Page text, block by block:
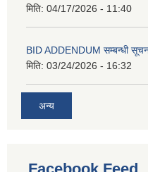
मिति: 04/17/2026 - 11:40
BID ADDENDUM सम्बन्धी
मिति: 03/24/2026 - 16:32
अन्य